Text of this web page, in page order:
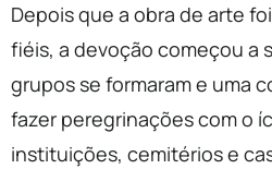
Depois que a obra de arte
fiéis, a devoção começou a
grupos se formaram e uma
fazer peregrinações com o
instituições, cemitérios e